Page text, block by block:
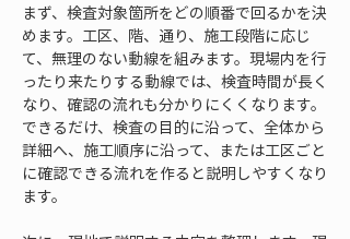
まず、検査対象箇所をどの順番で回るかを決
めます。工区、階、通り、施工段階に応じ
て、無理のない動線を組みます。現場内を行
ったり来たりする動線では、検査時間が長く
なり、確認の流れも分かりにくくなります。
できるだけ、検査の目的に沿って、全体から
詳細へ、施工順序に沿って、または工区ごと
に確認できる流れを作ると説明しやすくなり
ます。